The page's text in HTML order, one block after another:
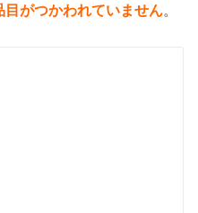
目がつかわれていません。